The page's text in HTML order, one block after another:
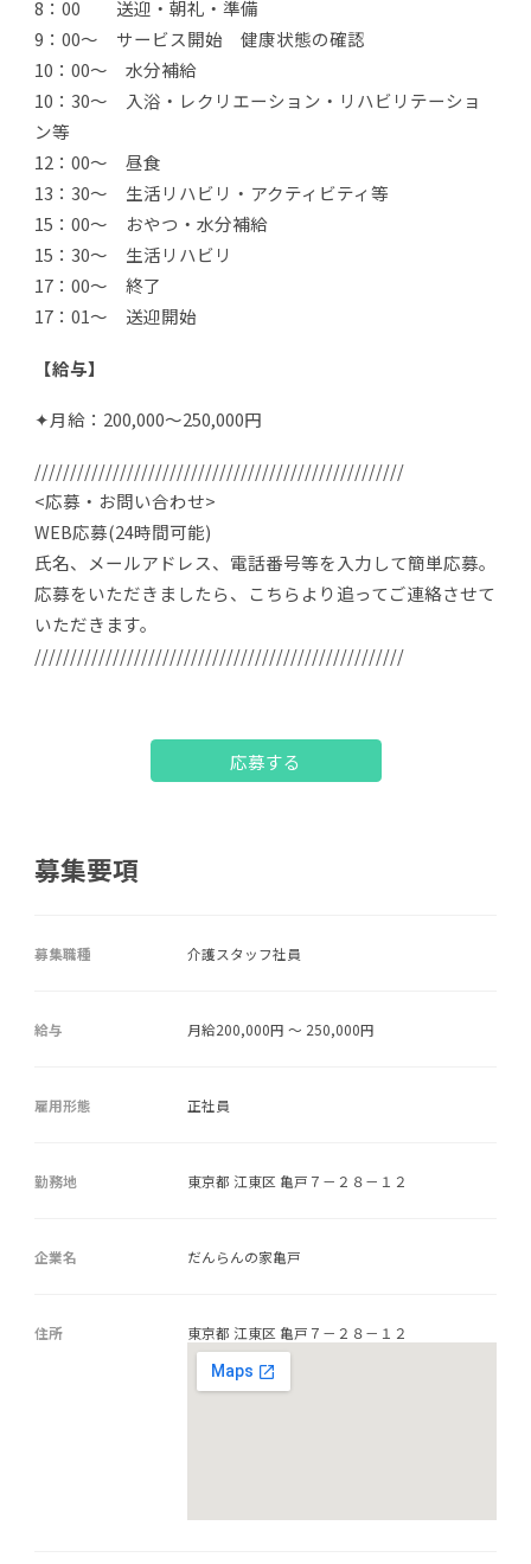
8：00 送迎・朝礼・準備
9：00～ サービス開始 健康状態の確認
10：00～ 水分補給
10：30～ 入浴・レクリエーション・リハビリテーショ
ン等
12：00～ 昼食
13：30～ 生活リハビリ・アクティビティ等
15：00～ おやつ・水分補給
15：30～ 生活リハビリ
17：00～ 終了
17：01～ 送迎開始
【給与】
✦月給：200,000～250,000円
////////////////////////////////////////////////////
<応募・お問い合わせ>
WEB応募(24時間可能)
氏名、メールアドレス、電話番号等を入力して簡単応募。
応募をいただきましたら、こちらより追ってご連絡させて
いただきます。
////////////////////////////////////////////////////
応募する
募集要項
募集職種 介護スタッフ社員
給与 月給200,000円 ～ 250,000円
雇用形態 正社員
勤務地 東京都 江東区 亀戸７－２８－１２
企業名 だんらんの家亀戸
住所 東京都 江東区 亀戸７－２８－１２